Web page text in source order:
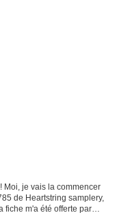
Moi, je vais la commencer
de Heartstring samplery,
fiche m'a été offerte par